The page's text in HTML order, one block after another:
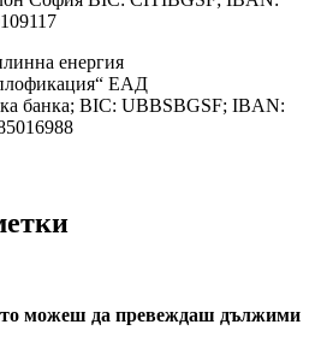
енергия
ЕАД
банка; BIC: UBBSBGSF; IBAN:
можеш да превеждаш дължими